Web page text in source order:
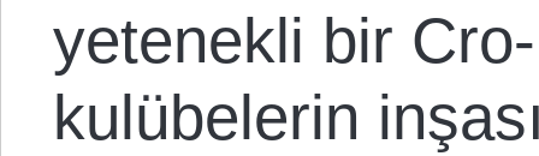
yetenekli bir
kulübelerin